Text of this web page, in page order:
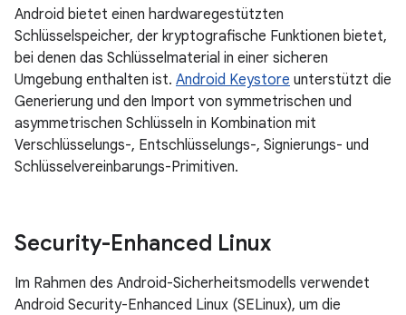
Android bietet einen hardwaregestützten
Schlüsselspeicher, der kryptografische Funktionen bietet,
bei denen das Schlüsselmaterial in einer sicheren
Umgebung enthalten ist. Android Keystore unterstützt die
Generierung und den Import von symmetrischen und
asymmetrischen Schlüsseln in Kombination mit
Verschlüsselungs-, Entschlüsselungs-, Signierungs- und
Schlüsselvereinbarungs-Primitiven.
Security-Enhanced Linux
Im Rahmen des Android-Sicherheitsmodells verwendet
Android Security-Enhanced Linux (SELinux), um die